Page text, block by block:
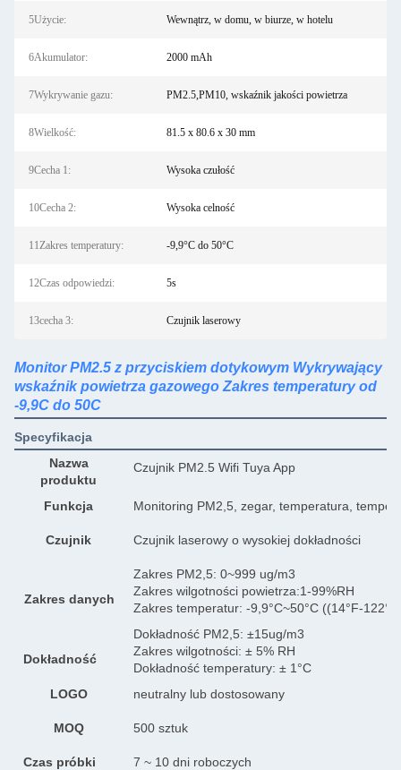
5Użycie: Wewnątrz, w domu, w biurze, w hotelu
6Akumulator: 2000 mAh
7Wykrywanie gazu: PM2.5,PM10, wskaźnik jakości powietrza
8Wielkość: 81.5 x 80.6 x 30 mm
9Cecha 1: Wysoka czułość
10Cecha 2: Wysoka celność
11Zakres temperatury: -9,9°C do 50°C
12Czas odpowiedzi: 5s
13cecha 3: Czujnik laserowy
Monitor PM2.5 z przyciskiem dotykowym Wykrywający
wskaźnik powietrza gazowego Zakres temperatury od
-9,9C do 50C
Specyfikacja
Nazwa
produktu
Czujnik PM2.5 Wifi Tuya App
Funkcja Monitoring PM2,5, zegar, temperatura,
Czujnik Czujnik laserowy o wysokiej dokładności
Zakres danych
Zakres PM2,5: 0~999 ug/m3
Zakres wilgotności powietrza:1-99%RH
Zakres temperatur: -9,9°C~50°C ((14°F-
Dokładność
Dokładność PM2,5: ±15ug/m3
Zakres wilgotności: ± 5% RH
Dokładność temperatury: ± 1°C
LOGO
neutralny lub dostosowany
MOQ 500 sztuk
Czas próbki 7 ~ 10 dni roboczych